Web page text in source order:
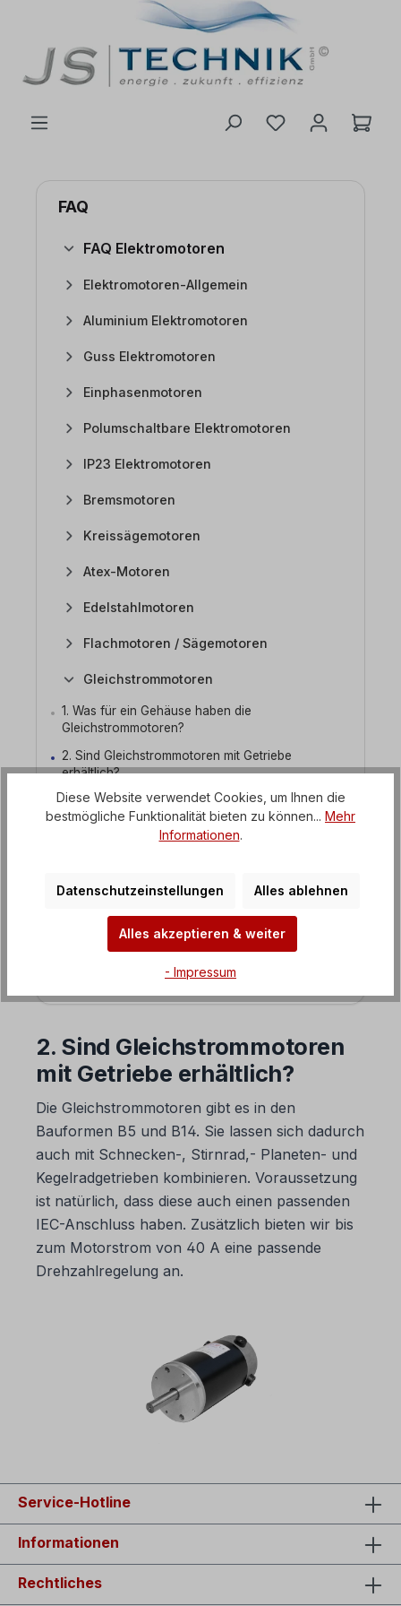
FAQ
FAQ Elektromotoren
Elektromotoren-Allgemein
Aluminium Elektromotoren
Guss Elektromotoren
Einphasenmotoren
Polumschaltbare Elektromotoren
IP23 Elektromotoren
Bremsmotoren
Kreissägemotoren
Atex-Motoren
Edelstahlmotoren
Flachmotoren / Sägemotoren
Gleichstrommotoren
1. Was für ein Gehäuse haben die
Gleichstrommotoren?
2. Sind Gleichstrommotoren mit Getriebe
erhältlich?
3. Wie werden die Gleichstrommotoren
angeschlossen?
4. Was für Gleichstrommotoren werden
FAQ Getriebemotoren
FAQ Frequenzumrichter
2. Sind Gleichstrommotoren
mit Getriebe erhältlich?
Die Gleichstrommotoren gibt es in den
Bauformen B5 und B14. Sie lassen sich dadurch
auch mit Schnecken-, Stirnrad,- Planeten- und
Kegelradgetrieben kombinieren. Voraussetzung
ist natürlich, dass diese auch einen passenden
IEC-Anschluss haben. Zusätzlich bieten wir bis
zum Motorstrom von 40 A eine passende
Drehzahlregelung an.
Service-Hotline
Informationen
Rechtliches
Diese Website verwendet Cookies, um Ihnen die
bestmögliche Funktionalität bieten zu können... Mehr
Informationen.
Datenschutzeinstellungen Alles ablehnen
Alles akzeptieren & weiter
- Impressum